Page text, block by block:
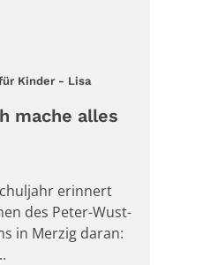
Kinder - Lisa
mache alles
erinnert
des Peter-Wust-
in Merzig daran: